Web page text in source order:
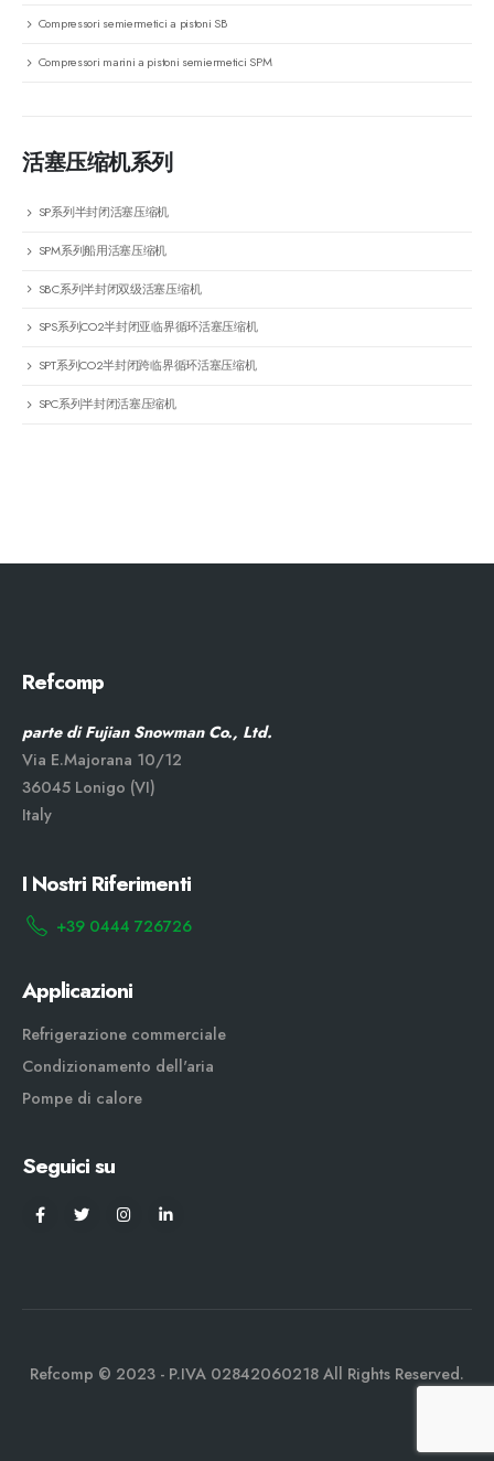
Compressori semiermetici a pistoni SB
Compressori marini a pistoni semiermetici SPM
活塞压缩机系列
SP系列半封闭活塞压缩机
SPM系列船用活塞压缩机
SBC系列半封闭双级活塞压缩机
SPS系列CO2半封闭亚临界循环活塞压缩机
SPT系列CO2半封闭跨临界循环活塞压缩机
SPC系列半封闭活塞压缩机
Refcomp
parte di Fujian Snowman Co., Ltd.
Via E.Majorana 10/12
36045 Lonigo (VI)
Italy
I Nostri Riferimenti
+39 0444 726726
Applicazioni
Refrigerazione commerciale
Condizionamento dell'aria
Pompe di calore
Seguici su
Refcomp © 2023 - P.IVA 02842060218 All Rights Reserved.